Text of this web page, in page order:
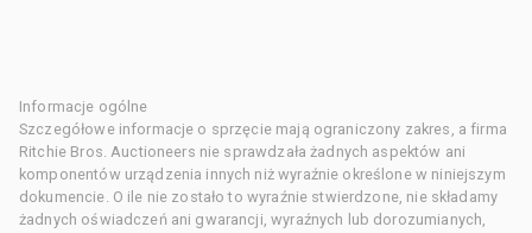
Informacje ogólne
Szczegółowe informacje o sprzęcie mają ograniczony zakres, a firma
Ritchie Bros. Auctioneers nie sprawdzała żadnych aspektów ani
komponentów urządzenia innych niż wyraźnie określone w niniejszym
dokumencie. O ile nie zostało to wyraźnie stwierdzone, nie składamy
żadnych oświadczeń ani gwarancji, wyraźnych lub dorozumianych,